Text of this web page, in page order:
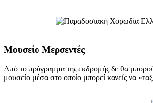
Μουσείο Μερσεντές
Από το πρόγραμμα της εκδρομής δε θα
μουσείο μέσα στο οποίο μπορεί κανείς να